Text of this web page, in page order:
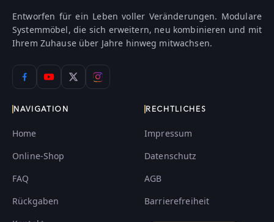
Entworfen für ein Leben voller Veränderungen. Modulare
Systemmöbel, die sich erweitern, neu kombinieren und mit
Ihrem Zuhause über Jahre hinweg mitwachsen.
NAVIGATION
Home
Online-Shop
FAQ
Rückgaben
RECHTLICHES
Impressum
Datenschutz
AGB
Barrierefreiheit